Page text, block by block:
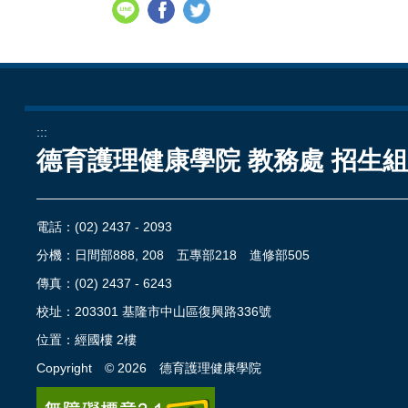
:::
德育護理健康學院 教務處 招生組
電話：(02) 2437 - 2093
分機：日間部888, 208 五專部218 進修部505
傳真：(02) 2437 - 6243
校址：203301 基隆市中山區復興路336號
位置：經國樓 2樓
Copyright ©2026 德育護理健康學院